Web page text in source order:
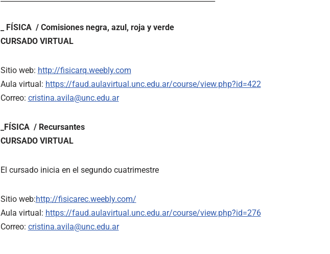
_ FÍSICA / Comisiones negra, azul, roja y verde
CURSADO VIRTUAL
Sitio web: http://fisicarq.weebly.com
Aula virtual: https://faud.aulavirtual.unc.edu.ar/course/view.php?id=422
Correo: cristina.avila@unc.edu.ar
_FÍSICA / Recursantes
CURSADO VIRTUAL
El cursado inicia en el segundo cuatrimestre
Sitio web:http://fisicarec.weebly.com/
Aula virtual: https://faud.aulavirtual.unc.edu.ar/course/view.php?id=276
Correo: cristina.avila@unc.edu.ar